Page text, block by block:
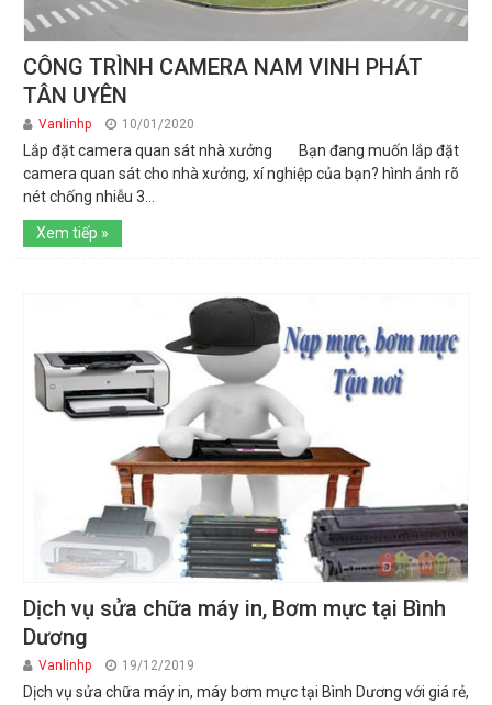
CÔNG TRÌNH CAMERA NAM VINH PHÁT
TÂN UYÊN
Vanlinhp 10/01/2020
Lắp đặt camera quan sát nhà xưởng Bạn đang muốn lắp đặt
camera quan sát cho nhà xưởng, xí nghiệp của bạn? hình ảnh rõ
nét chống nhiễu 3...
Xem tiếp »
Dịch vụ sửa chữa máy in, Bơm mực tại Bình
Dương
Vanlinhp 19/12/2019
Dịch vụ sửa chữa máy in, máy bơm mực tại Bình Dương với giá rẻ,